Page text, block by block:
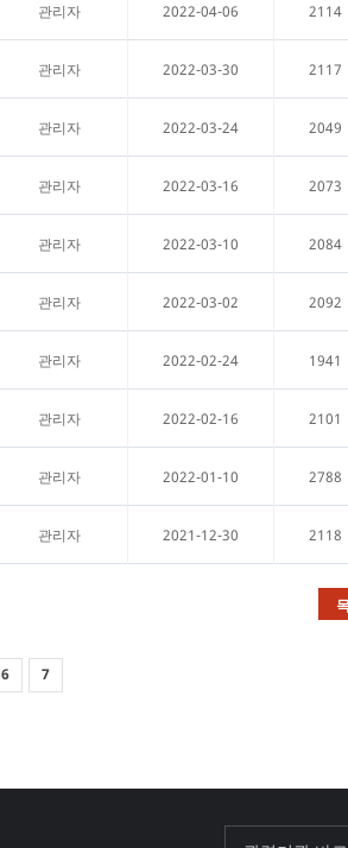
관리자 2022-04-06 2114
관리자 2022-03-30 2117
관리자 2022-03-24 2049
관리자 2022-03-16 2073
관리자 2022-03-10 2084
관리자 2022-03-02 2092
관리자 2022-02-24 1941
관리자 2022-02-16 2101
관리자 2022-01-10 2788
관리자 2021-12-30 2118
6 7
한국물리학회